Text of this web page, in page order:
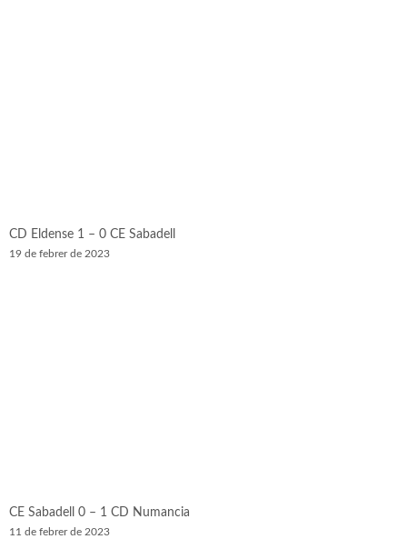
CD Eldense 1 – 0 CE Sabadell
19 de febrer de 2023
CE Sabadell 0 – 1 CD Numancia
11 de febrer de 2023